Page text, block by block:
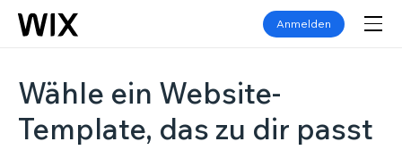
Anmelden
Wähle ein Website-
Template, das zu dir passt